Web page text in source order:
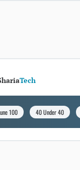
Tech
100 40 Under 40